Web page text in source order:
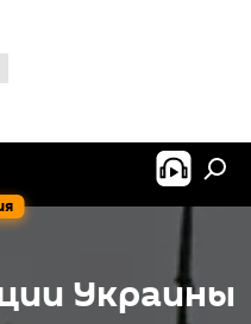
Украины